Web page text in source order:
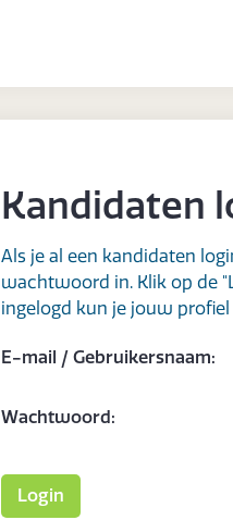
Kandidaten
Als je al een kandidaten
wachtwoord in. Klik op de
ingelogd kun je jouw
E-mail / Gebruikersnaam:
Wachtwoord: